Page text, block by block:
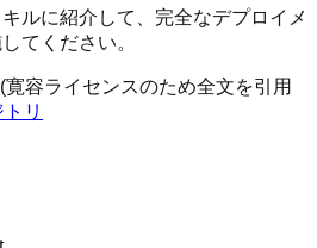
キルに紹介して、完全なデプロイメ
てください。
(寛容ライセンスのため全文を引用
リ